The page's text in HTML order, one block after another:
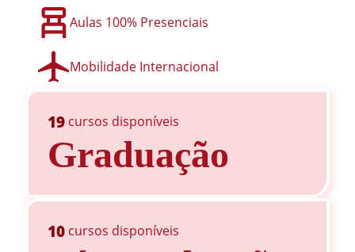
Aulas 100% Presenciais
Mobilidade Internacional
19 cursos disponíveis
Graduação
10 cursos disponíveis